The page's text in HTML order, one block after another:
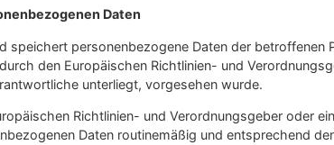
Daten
speichert personenbezogene Daten der betroffenen
den Europäischen Richtlinien- und
unterliegt, vorgesehen wurde.
Richtlinien- und Verordnungsgeber oder
Daten routinemäßig und entsprechend